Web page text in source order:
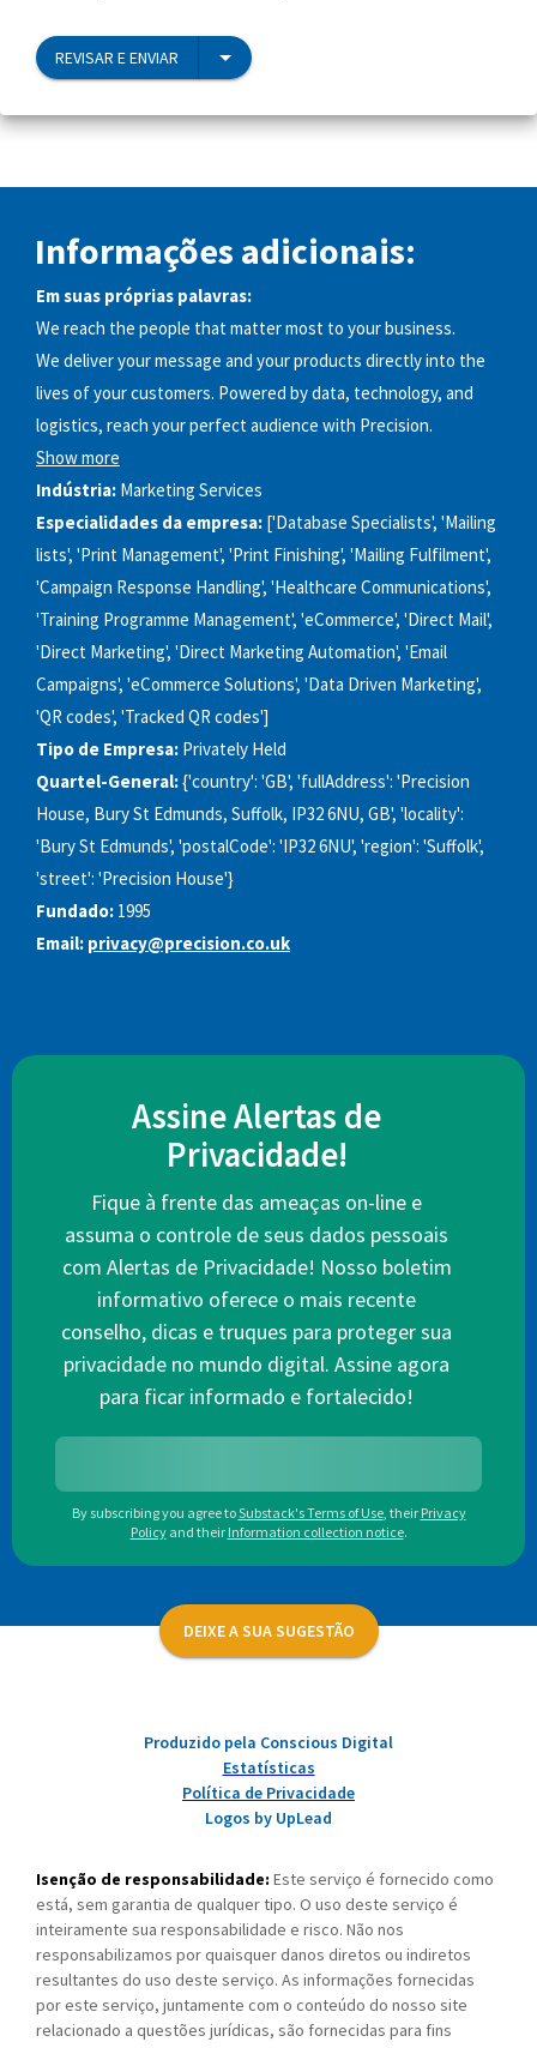
REVISAR E ENVIAR
Informações adicionais:
Em suas próprias palavras:
We reach the people that matter most to your business.
We deliver your message and your products directly into the
lives of your customers. Powered by data, technology, and
logistics, reach your perfect audience with Precision.
Show more
Indústria: Marketing Services
Especialidades da empresa: ['Database Specialists', 'Mailing
lists', 'Print Management', 'Print Finishing', 'Mailing Fulfilment',
'Campaign Response Handling', 'Healthcare Communications',
'Training Programme Management', 'eCommerce', 'Direct Mail',
'Direct Marketing', 'Direct Marketing Automation', 'Email
Campaigns', 'eCommerce Solutions', 'Data Driven Marketing',
'QR codes', 'Tracked QR codes']
Tipo de Empresa: Privately Held
Quartel-General:{'country': 'GB', 'fullAddress': 'Precision
House, Bury St Edmunds, Suffolk, IP32 6NU, GB', 'locality':
'Bury St Edmunds', 'postalCode': 'IP32 6NU', 'region': 'Suffolk',
'street': 'Precision House'}
Fundado: 1995
Email: privacy@precision.co.uk
Assine Alertas de
Privacidade!
Fique à frente das ameaças on-line e
assuma o controle de seus dados pessoais
com Alertas de Privacidade! Nosso boletim
informativo oferece o mais recente
conselho, dicas e truques para proteger sua
privacidade no mundo digital. Assine agora
para ficar informado e fortalecido!
By subscribing you agree toSubstack's Terms of Use, their Privacy
Policy and their Information collection notice.
DEIXE A SUA SUGESTÃO
Produzido pela Conscious Digital
Estatísticas
Política de Privacidade
Logos by UpLead
Isenção de responsabilidade: Este serviço é fornecido como
está, sem garantia de qualquer tipo. O uso deste serviço é
inteiramente sua responsabilidade e risco. Não nos
responsabilizamos por quaisquer danos diretos ou indiretos
resultantes do uso deste serviço. As informações fornecidas
por este serviço, juntamente com o conteúdo do nosso site
relacionado a questões jurídicas, são fornecidas para fins